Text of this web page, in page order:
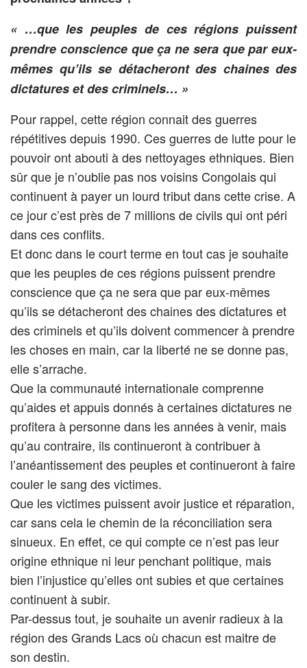
« …que les peuples de ces régions puissent
prendre conscience que ça ne sera que par eux-
mêmes qu’ils se détacheront des chaines des
dictatures et des criminels… »
Pour rappel, cette région connait des guerres
répétitives depuis 1990. Ces guerres de lutte pour le
pouvoir ont abouti à des nettoyages ethniques. Bien
sûr que je n’oublie pas nos voisins Congolais qui
continuent à payer un lourd tribut dans cette crise. A
ce jour c’est près de 7 millions de civils qui ont péri
dans ces conflits.
Et donc dans le court terme en tout cas je souhaite
que les peuples de ces régions puissent prendre
conscience que ça ne sera que par eux-mêmes
qu’ils se détacheront des chaines des dictatures et
des criminels et qu’ils doivent commencer à prendre
les choses en main, car la liberté ne se donne pas,
elle s’arrache.
Que la communauté internationale comprenne
qu’aides et appuis donnés à certaines dictatures ne
profitera à personne dans les années à venir, mais
qu’au contraire, ils continueront à contribuer à
l’anéantissement des peuples et continueront à faire
couler le sang des victimes.
Que les victimes puissent avoir justice et réparation,
car sans cela le chemin de la réconciliation sera
sinueux. En effet, ce qui compte ce n’est pas leur
origine ethnique ni leur penchant politique, mais
bien l’injustice qu’elles ont subies et que certaines
continuent à subir.
Par-dessus tout, je souhaite un avenir radieux à la
région des Grands Lacs où chacun est maitre de
son destin.